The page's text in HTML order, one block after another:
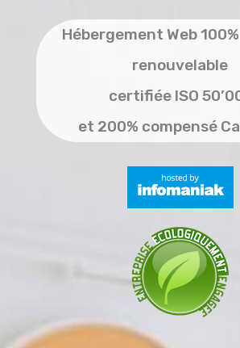
Hébergement Web
renouvelable
certifiée ISO
et 200% compensé